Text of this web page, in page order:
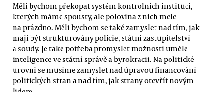
Měli bychom překopat systém kontrolních institucí,
kterých máme spousty, ale polovina z nich mele
na prázdno. Měli bychom se také zamyslet nad tím, jak
mají být strukturovány policie, státní zastupitelství
a soudy. Je také potřeba promyslet možnosti umělé
inteligence ve státní správě a byrokracii. Na politické
úrovni se musíme zamyslet nad úpravou financování
politických stran a nad tím, jak strany otevřít novým